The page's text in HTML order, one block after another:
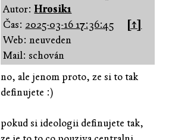
Autor:Hrosik1
Čas: 2025-03-16 17:36:45
[↑]
Web: neuveden
Mail: schován
no, ale jenom proto, ze si to tak
definujete :)
pokud si ideologii definujete tak,